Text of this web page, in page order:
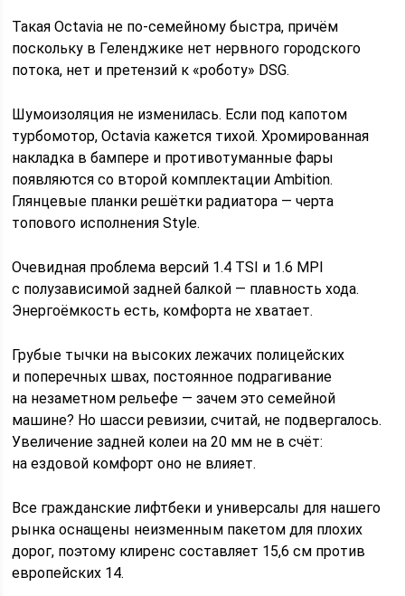
Такая Octavia не по-семейному быстра, причём
поскольку в Геленджике нет нервного городского
потока, нет и претензий к «роботу» DSG.
Шумоизоляция не изменилась. Если под капотом
турбомотор, Octavia кажется тихой. Хромированная
накладка в бампере и противотуманные фары
появляются со второй комплектации Ambition.
Глянцевые планки решётки радиатора — черта
топового исполнения Style.
Очевидная проблема версий 1.4 TSI и 1.6 MPI
с полузависимой задней балкой — плавность хода.
Энергоёмкость есть, комфорта не хватает.
Грубые тычки на высоких лежачих полицейских
и поперечных швах, постоянное подрагивание
на незаметном рельефе — зачем это семейной
машине? Но шасси ревизии, считай, не подвергалось.
Увеличение задней колеи на 20 мм не в счёт:
на ездовой комфорт оно не влияет.
Все гражданские лифтбеки и универсалы для нашего
рынка оснащены неизменным пакетом для плохих
дорог, поэтому клиренс составляет 15,6 см против
европейских 14.